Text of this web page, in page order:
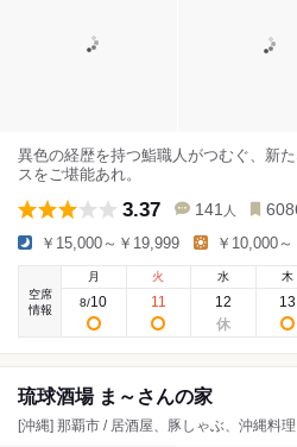
異色の経歴を持つ鮨職人がつむぐ、新
スをご堪能あれ。
3.37 141 人
￥15,000～￥19,999 ￥10,000
空席
情報
月
8/10
火
11
水
12
木
13
琉球酒場 ま～さんの家
[沖縄] 那覇市 / 居酒屋、豚しゃぶ、沖縄料理